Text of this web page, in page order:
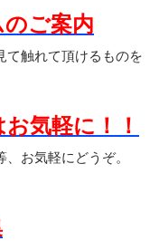
ご案内
触れて頂けるものを
気軽に！！
お気軽にどうぞ。